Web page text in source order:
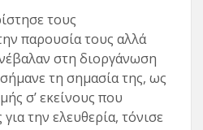
τους
παρουσία τους αλλά
στη διοργάνωση
τη σημασία της, ως
σ’ εκείνους που
την ελευθερία, τόνισε